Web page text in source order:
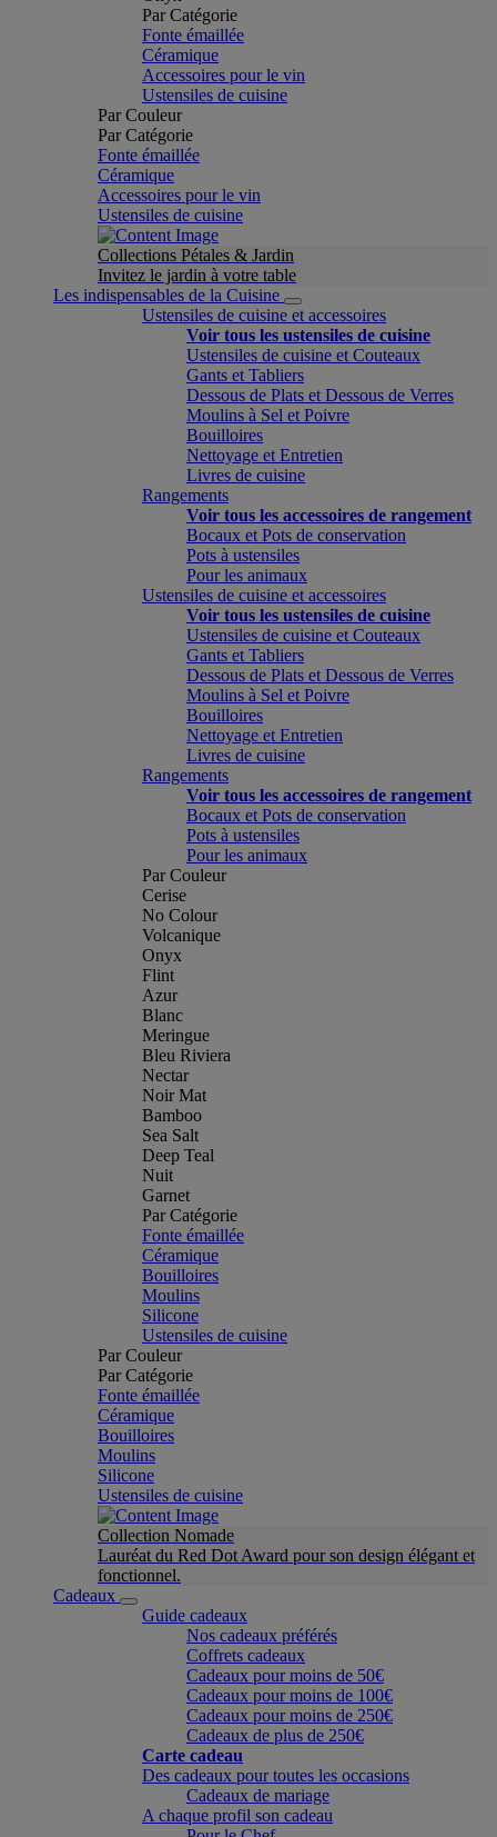
Par Catégorie
Fonte émaillée
Céramique
Accessoires pour le vin
Ustensiles de cuisine
Par Couleur
Par Catégorie
Fonte émaillée
Céramique
Accessoires pour le vin
Ustensiles de cuisine
Collections Pétales & Jardin
Invitez le jardin à votre table
Les indispensables de la Cuisine
Ustensiles de cuisine et accessoires
Voir tous les ustensiles de cuisine
Ustensiles de cuisine et Couteaux
Gants et Tabliers
Dessous de Plats et Dessous de Verres
Moulins à Sel et Poivre
Bouilloires
Nettoyage et Entretien
Livres de cuisine
Rangements
Voir tous les accessoires de rangement
Bocaux et Pots de conservation
Pots à ustensiles
Pour les animaux
Ustensiles de cuisine et accessoires
Voir tous les ustensiles de cuisine
Ustensiles de cuisine et Couteaux
Gants et Tabliers
Dessous de Plats et Dessous de Verres
Moulins à Sel et Poivre
Bouilloires
Nettoyage et Entretien
Livres de cuisine
Rangements
Voir tous les accessoires de rangement
Bocaux et Pots de conservation
Pots à ustensiles
Pour les animaux
Par Couleur
Cerise
No Colour
Volcanique
Onyx
Flint
Azur
Blanc
Meringue
Bleu Riviera
Nectar
Noir Mat
Bamboo
Sea Salt
Deep Teal
Nuit
Garnet
Par Catégorie
Fonte émaillée
Céramique
Bouilloires
Moulins
Silicone
Ustensiles de cuisine
Par Couleur
Par Catégorie
Fonte émaillée
Céramique
Bouilloires
Moulins
Silicone
Ustensiles de cuisine
Collection Nomade
Lauréat du Red Dot Award pour son design élégant et
fonctionnel.
Cadeaux
Guide cadeaux
Nos cadeaux préférés
Coffrets cadeaux
Cadeaux pour moins de 50€
Cadeaux pour moins de 100€
Cadeaux pour moins de 250€
Cadeaux de plus de 250€
Carte cadeau
Des cadeaux pour toutes les occasions
Cadeaux de mariage
A chaque profil son cadeau